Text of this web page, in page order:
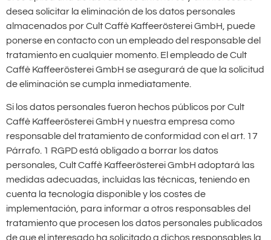
desea solicitar la eliminación de los datos personales
almacenados por Cult Caffè Kaffeerösterei GmbH, puede
ponerse en contacto con un empleado del responsable del
tratamiento en cualquier momento. El empleado de Cult
Caffè Kaffeerösterei GmbH se asegurará de que la solicitud
de eliminación se cumpla inmediatamente.
Si los datos personales fueron hechos públicos por Cult
Caffè Kaffeerösterei GmbH y nuestra empresa como
responsable del tratamiento de conformidad con el art. 17
Párrafo. 1 RGPD está obligado a borrar los datos
personales, Cult Caffè Kaffeerösterei GmbH adoptará las
medidas adecuadas, incluidas las técnicas, teniendo en
cuenta la tecnología disponible y los costes de
implementación, para informar a otros responsables del
tratamiento que procesen los datos personales publicados
de que el interesado ha solicitado a dichos responsables la